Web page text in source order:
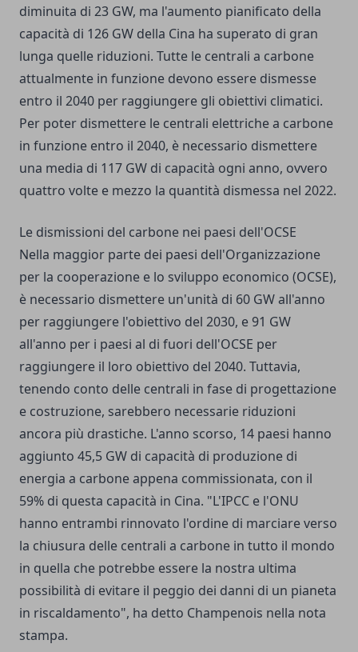
diminuita di 23 GW, ma l'aumento pianificato della
capacità di 126 GW della Cina ha superato di gran
lunga quelle riduzioni. Tutte le centrali a carbone
attualmente in funzione devono essere dismesse
entro il 2040 per raggiungere gli obiettivi climatici.
Per poter dismettere le centrali elettriche a carbone
in funzione entro il 2040, è necessario dismettere
una media di 117 GW di capacità ogni anno, ovvero
quattro volte e mezzo la quantità dismessa nel 2022.
Le dismissioni del carbone nei paesi dell'OCSE
Nella maggior parte dei paesi dell'Organizzazione
per la cooperazione e lo sviluppo economico (OCSE),
è necessario dismettere un'unità di 60 GW all'anno
per raggiungere l'obiettivo del 2030, e 91 GW
all'anno per i paesi al di fuori dell'OCSE per
raggiungere il loro obiettivo del 2040. Tuttavia,
tenendo conto delle centrali in fase di progettazione
e costruzione, sarebbero necessarie riduzioni
ancora più drastiche. L'anno scorso, 14 paesi hanno
aggiunto 45,5 GW di capacità di produzione di
energia a carbone appena commissionata, con il
59% di questa capacità in Cina. "L'IPCC e l'ONU
hanno entrambi rinnovato l'ordine di marciare verso
la chiusura delle centrali a carbone in tutto il mondo
in quella che potrebbe essere la nostra ultima
possibilità di evitare il peggio dei danni di un pianeta
in riscaldamento", ha detto Champenois nella nota
stampa.